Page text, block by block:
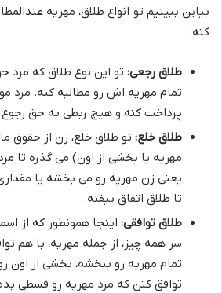
بیاین ببینیم تو انواع طلاق، مهریه
کنه:
طلاق رجعی: تو این نوع طلاق که مرد
تمام مهریه اش رو مطالبه کنه. مرد
پرداخت کنه و هیچ ربطی به حق رجوع
طلاق خلع: تو طلاق خلع، زن از حقوق
مهریه یا بخشی از اون) می گذره تا
یعنی زن مهریه رو می بخشه یا
تا طلاق اتفاق بیفته.
طلاق توافقی: اینجا همونطور که از
سر همه چیز، از جمله مهریه، با هم
تمام مهریه رو ببخشه، بخشی از اون
توافق کنن که مرد مهریه رو قسطی